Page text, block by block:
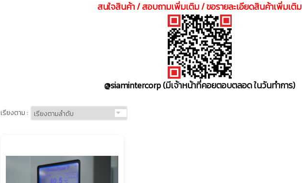
สนใจสินค้า / สอบถามเพิ่มเติม / ขอรายละเอียดสินค้าเพิ่มเติม
@siamintercorp(มีเจ้าหน้าที่คอยตอบตลอด ในวันทำการ)
เรียงตาม :